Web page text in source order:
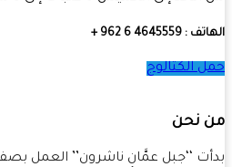
6 962 +
الكتالوج
نحن
‘‘جبل عمَّان ناشرون’’ العمل بصفة